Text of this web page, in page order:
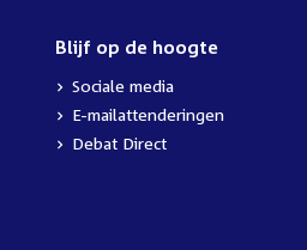
Blijf op de hoogte
Sociale media
E-mailattenderingen
Debat Direct